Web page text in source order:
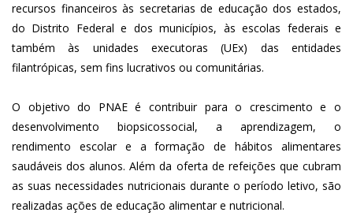
recursos financeiros às secretarias de educação dos estados,
do Distrito Federal e dos municípios, às escolas federais e
também às unidades executoras (UEx) das entidades
filantrópicas, sem fins lucrativos ou comunitárias.
O objetivo do PNAE é contribuir para o crescimento e o
desenvolvimento biopsicossocial, a aprendizagem, o
rendimento escolar e a formação de hábitos alimentares
saudáveis dos alunos. Além da oferta de refeições que cubram
as suas necessidades nutricionais durante o período letivo, são
realizadas ações de educação alimentar e nutricional.